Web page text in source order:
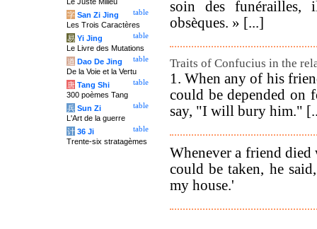
soin des
obsèques. » [...]
Traits of Confucius in the
1. When any of his
could be depended on
say, "I will bury him."
Whenever a friend
could be taken, he
my house.'
table
字 San Zi Jing
Les Trois Caractères
table
易 Yi Jing
Le Livre des Mutations
table
道 Dao De Jing
De la Voie et la Vertu
table
唐 Tang Shi
300 poèmes Tang
table
兵 Sun Zi
L'Art de la guerre
table
计 36 Ji
Trente-six stratagèmes